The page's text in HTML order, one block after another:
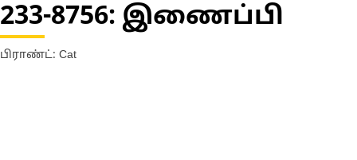
233-8756: இணைப்பி
பிராண்ட்: Cat